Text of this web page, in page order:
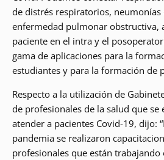
de distrés respiratorios,
enfermedad pulmonar obstructiva,
paciente en el intra y el
gama de aplicaciones para la
estudiantes y para la formación de
Respecto a la utilización de
de profesionales de la salud que se
atender a pacientes Covid-19, dijo:
pandemia se realizaron
profesionales que están trabajando